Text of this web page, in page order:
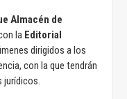
Almacén de
la Editorial
dirigidos a los
con la que tendrán
jurídicos.